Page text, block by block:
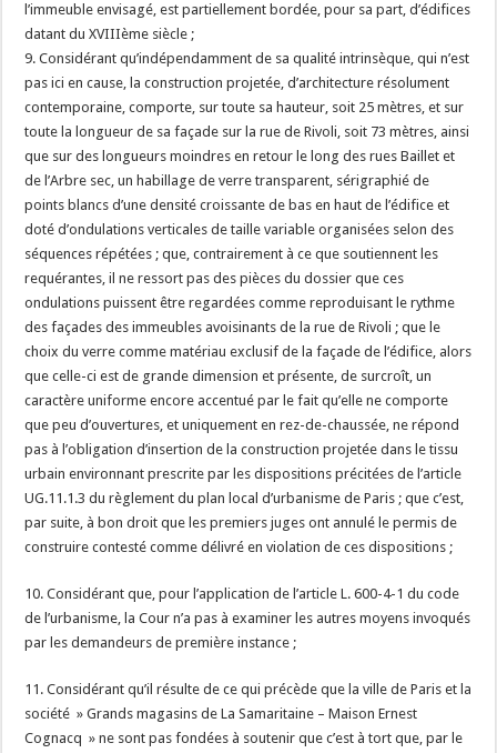
l’immeuble envisagé, est partiellement bordée, pour sa part, d’édifices
datant du XVIIIème siècle ;
9. Considérant qu’indépendamment de sa qualité intrinsèque, qui n’est
pas ici en cause, la construction projetée, d’architecture résolument
contemporaine, comporte, sur toute sa hauteur, soit 25 mètres, et sur
toute la longueur de sa façade sur la rue de Rivoli, soit 73 mètres, ainsi
que sur des longueurs moindres en retour le long des rues Baillet et
de l’Arbre sec, un habillage de verre transparent, sérigraphié de
points blancs d’une densité croissante de bas en haut de l’édifice et
doté d’ondulations verticales de taille variable organisées selon des
séquences répétées ; que, contrairement à ce que soutiennent les
requérantes, il ne ressort pas des pièces du dossier que ces
ondulations puissent être regardées comme reproduisant le rythme
des façades des immeubles avoisinants de la rue de Rivoli ; que le
choix du verre comme matériau exclusif de la façade de l’édifice, alors
que celle-ci est de grande dimension et présente, de surcroît, un
caractère uniforme encore accentué par le fait qu’elle ne comporte
que peu d’ouvertures, et uniquement en rez-de-chaussée, ne répond
pas à l’obligation d’insertion de la construction projetée dans le tissu
urbain environnant prescrite par les dispositions précitées de l’article
UG.11.1.3 du règlement du plan local d’urbanisme de Paris ; que c’est,
par suite, à bon droit que les premiers juges ont annulé le permis de
construire contesté comme délivré en violation de ces dispositions ;
10. Considérant que, pour l’application de l’article L. 600-4-1 du code
de l’urbanisme, la Cour n’a pas à examiner les autres moyens invoqués
par les demandeurs de première instance ;
11. Considérant qu’il résulte de ce qui précède que la ville de Paris et la
société » Grands magasins de La Samaritaine – Maison Ernest
Cognacq » ne sont pas fondées à soutenir que c’est à tort que, par le